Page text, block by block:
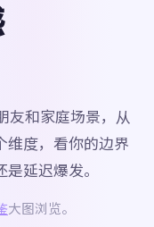
友和家庭场景，从
维度，看你的边界
延迟爆发。
大图浏览。